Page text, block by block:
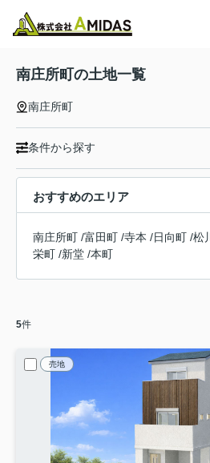
南庄所町の土地一覧
南庄所町
条件から探す
おすすめのエリア
南庄所町 /富田町 /寺本 /日向町 /松
栄町 /新堂 /本町
5件
売地